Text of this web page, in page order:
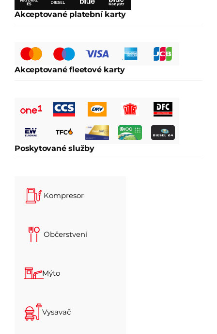
E5 Kanystr
Akceptované platební karty
Akceptované fleetové karty
Poskytované služby
Kompresor
Občerstvení
Mýto
Vysavač